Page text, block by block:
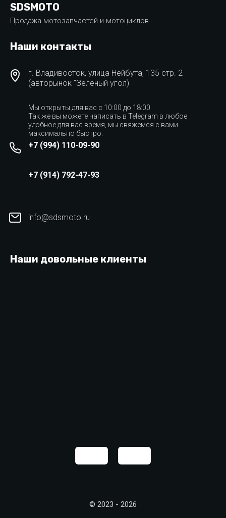
SDSMOTO
Продажа мотозапчастей и мотоциклов
Наши контакты
г. Владивосток, улица Нейбута, 135 стр. 2
(авторынок "Зелёный угол)
Мы открыты для вас с 10:00 до 18:00
Так же вы можете написать в Telegram в любое
удобное для вас время, мы свяжемся с вами
максимально быстро.
+7 (994) 110-09-90
+7 (914) 792-47-93
info@sdsmoto.ru
Наши довольные клиенты
© 2023 - 2026